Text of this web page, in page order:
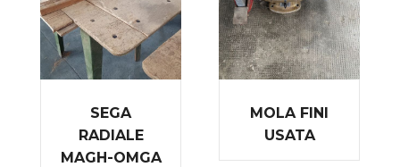
SEGA
RADIALE
MAGH-OMGA
MOLA FINI
USATA